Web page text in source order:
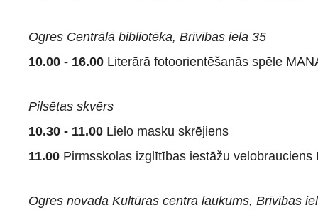
Ogres Centrālā bibliotēka, Brīvības iela 35
10.00 - 16.00 Literārā fotoorientēšanās spēle
Pilsētas skvērs
10.30 - 11.00 Lielo masku skrējiens
11.00 Pirmsskolas izglītības iestāžu velobrauciens
Ogres novada Kultūras centra laukums, Brīvības